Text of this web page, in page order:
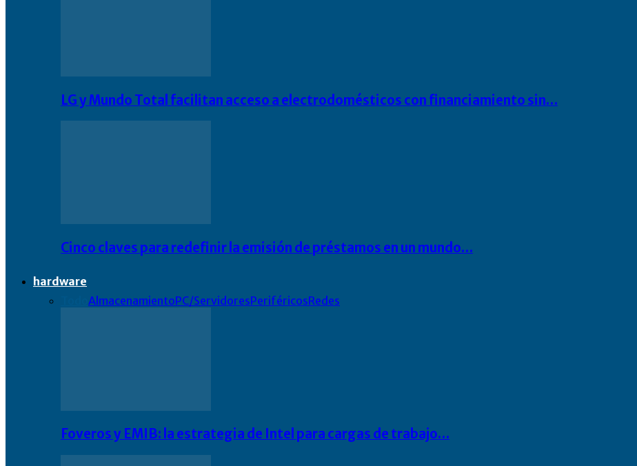
LG y Mundo Total facilitan acceso a electrodomésticos con financiamiento sin…
Cinco claves para redefinir la emisión de préstamos en un mundo…
hardware
AlmacenamientoPC/ServidoresPeriféricosRedes
Foveros y EMIB: la estrategia de Intel para cargas de trabajo…